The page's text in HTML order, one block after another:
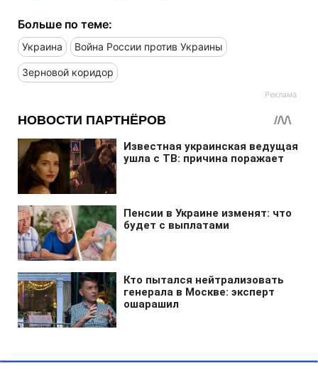
Больше по теме:
Украина Война России против Украины
Зерновой коридор